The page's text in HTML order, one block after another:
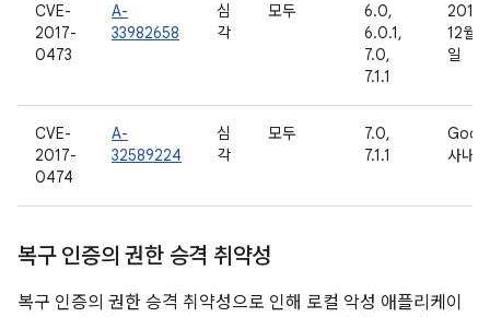
CVE-
2017-
0473
A-
33982658
심
각
모두
6.0,
6.0.1,
7.0,
7.1.1
2016
12월
일
CVE-
2017-
0474
A-
32589224
심
각
모두
7.0,
7.1.1
사내용
복구 인증의 권한 승격 취약성
복구 인증의 권한 승격 취약성으로 인해 로컬 악성 애플리케이